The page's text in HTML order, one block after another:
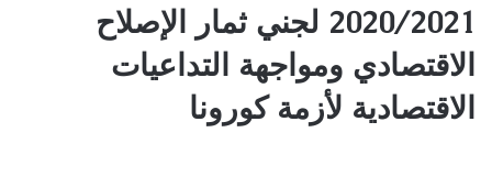
2020/2021 لجني ثمار الإصلاح
الاقتصادي ومواجهة التداعيات
الاقتصادية لأزمة كورونا